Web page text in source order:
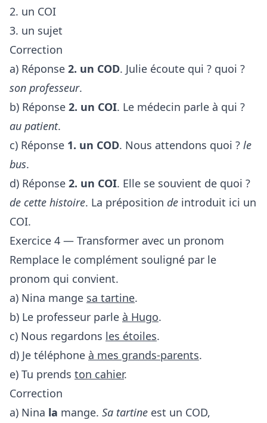
2. un COI
3. un sujet
Correction
a) Réponse 2. un COD. Julie écoute qui ? quoi ?
son professeur.
b) Réponse 2. un COI. Le médecin parle à qui ?
au patient.
c) Réponse 1. un COD. Nous attendons quoi ? le
bus.
d) Réponse 2. un COI. Elle se souvient de quoi ?
de cette histoire. La préposition de introduit ici un
COI.
Exercice 4 — Transformer avec un pronom
Remplace le complément souligné par le
pronom qui convient.
a) Nina mange sa tartine.
b) Le professeur parle à Hugo.
c) Nous regardons les étoiles.
d) Je téléphone à mes grands-parents.
e) Tu prends ton cahier.
Correction
a) Nina la mange. Sa tartine est un COD,